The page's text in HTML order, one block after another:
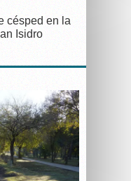
césped en la
Isidro